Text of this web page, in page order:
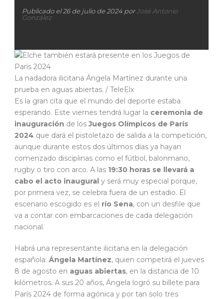
Publicado el 26 de julio de 2024 por José Antonio
González
La nadadora ilicitana Ángela Martínez durante una
prueba en aguas abiertas. / TeleElx
Es la gran cita que el mundo del deporte estaba
esperando. Este viernes tendrá lugar la ceremonia de
inauguración de losJuegos Olímpicos de París
2024 que dará el pistoletazo de salida a la competición,
aunque durante estos dos últimos días ya hayan
comenzado disciplinas como el fútbol, balonmano,
rugby o tiro con arco. A las 19:30 horas se llevará a
cabo el acto inaugural y será muy especial porque,
por primera vez, se celebra fuera de un estadio. El
escenario escogido es el río Sena, con un desfile que
va a contar con embarcaciones de cada delegación
nacional.
Habrá una representante ilicitana en la delegación
española: Ángela Martínez, quien competirá el jueves
8 de agosto en aguas abiertas, en la distancia de 10
kilómetros. A sus 20 años, Ángela logró su billete para
París 2024 de forma agónica y por tan solo tres